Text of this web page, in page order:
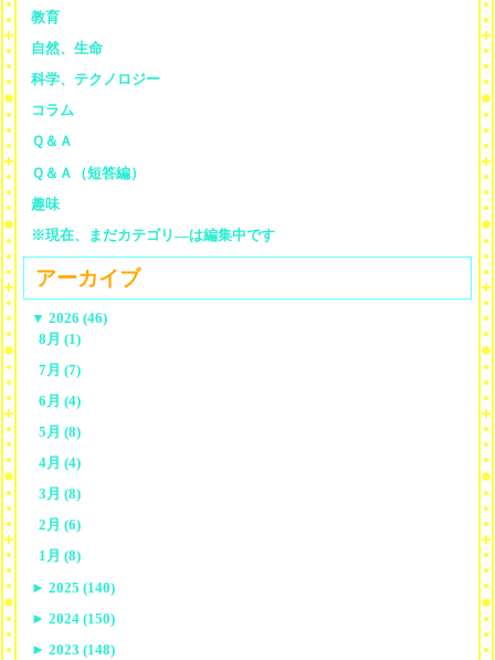
教育
自然、生命
科学、テクノロジー
コラム
Ｑ＆Ａ
Ｑ＆Ａ（短答編）
趣味
※現在、まだカテゴリ—は編集中です
アーカイブ
▼ 2026 (46)
8月 (1)
7月 (7)
6月 (4)
5月 (8)
4月 (4)
3月 (8)
2月 (6)
1月 (8)
► 2025 (140)
► 2024 (150)
► 2023 (148)